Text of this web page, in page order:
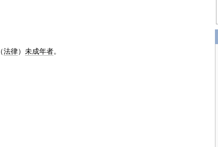
法律） 未成年者。